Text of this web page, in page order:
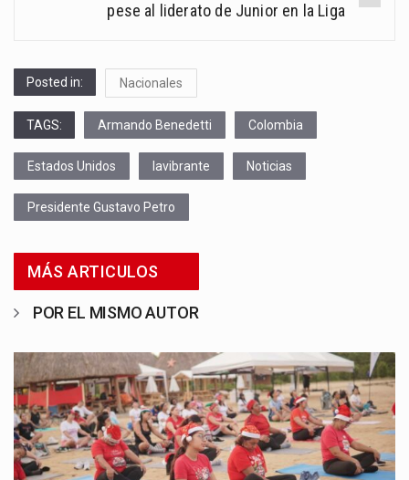
pese al liderato de Junior en la Liga
Posted in: Nacionales
TAGS: Armando Benedetti Colombia
Estados Unidos lavibrante Noticias
Presidente Gustavo Petro
MÁS ARTICULOS
POR EL MISMO AUTOR